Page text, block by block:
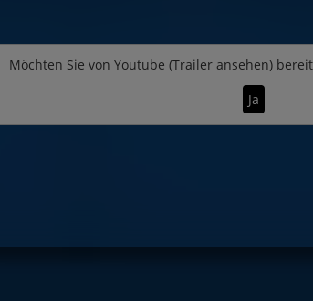
Möchten Sie von Youtube (Trailer ansehen)
Ja